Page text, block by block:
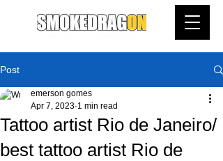
Post
Tattoo artist Rio de Janeiro/
best tattoo artist Rio de
emerson gomes
Apr 7, 2023 1 min read